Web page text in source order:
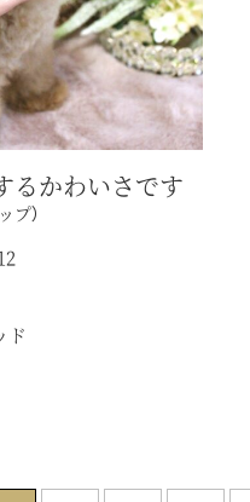
るかわいさです
プ）
ド